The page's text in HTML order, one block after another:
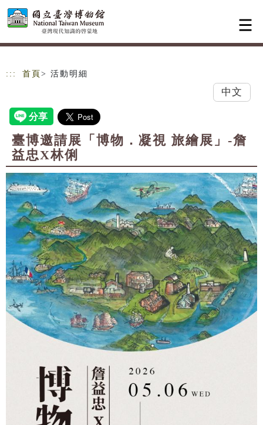
跳到主要內容
網站導覽
::: 首頁 > 活動明細
中文
臺博邀請展「博物．凝視 旅繪展」-詹
益忠X林俐